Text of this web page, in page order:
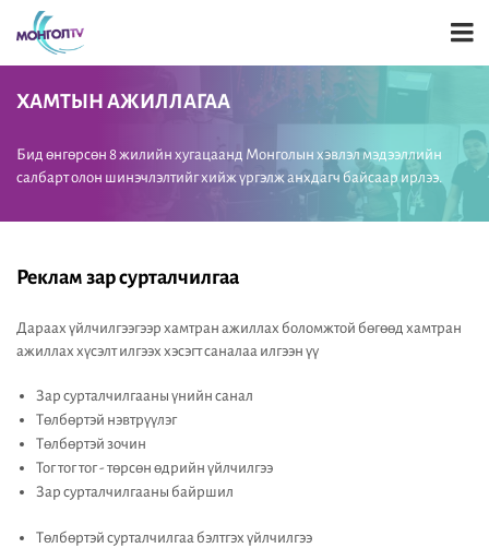
ХАМТЫН АЖИЛЛАГАА
Бид өнгөрсөн 8 жилийн хугацаанд Монголын хэвлэл мэдээллийн
салбарт олон шинэчлэлтийг хийж үргэлж анхдагч байсаар ирлээ.
Реклам зар сурталчилгаа
Дараах үйлчилгээгээр хамтран ажиллах боломжтой бөгөөд хамтран
ажиллах хүсэлт илгээх хэсэгт саналаа илгээн үү
Зар сурталчилгааны үнийн санал
Төлбөртэй нэвтрүүлэг
Төлбөртэй зочин
Тог тог тог - төрсөн өдрийн үйлчилгээ
Зар сурталчилгааны байршил
Төлбөртэй сурталчилгаа бэлтгэх үйлчилгээ